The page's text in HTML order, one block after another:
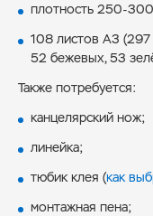
плотность 250-
108 листов А3
52 бежевых, 53
Также потребуется:
канцелярский нож;
линейка;
тюбик клея (как
монтажная пена;